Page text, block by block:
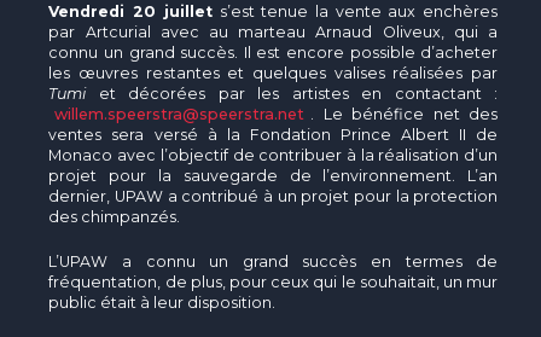
Vendredi 20 juillets’est tenue la vente aux enchères
par Artcurial avec au marteau Arnaud Oliveux, qui a
connu un grand succès. Il est encore possible d’acheter
les œuvres restantes et quelques valises réalisées par
Tumiet décorées par les artistes en contactant :
willem.speerstra@speerstra.net . Le bénéfice net des
ventes sera versé à la Fondation Prince Albert II de
Monaco avec l’objectif de contribuer à la réalisation d’un
projet pour la sauvegarde de l’environnement. L’an
dernier, UPAW a contribué à un projet pour la protection
des chimpanzés.
L’UPAW a connu un grand succès en termes de
fréquentation, de plus, pour ceux qui le souhaitait, un mur
public était à leur disposition.